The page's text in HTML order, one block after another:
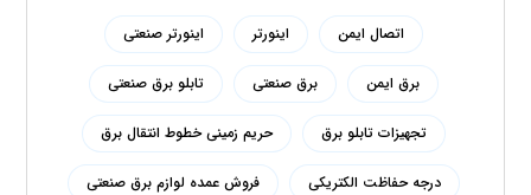
اتصال ایمن اینورتر اینورتر صنعتی
برق ایمن برق صنعتی تابلو برق صنعتی
تجهیزات تابلو برق حریم زمینی خطوط انتقال برق
درجه حفاظت الکتریکی فروش عمده لوازم برق صنعتی